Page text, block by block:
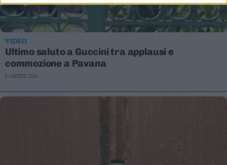
VIDEO
Ultimo saluto a Guccini tra applausi e
commozione a Pavana
8 AGOSTO 2026